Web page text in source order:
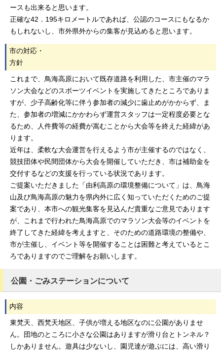
ースも出来ると思います。
正確な42．195キロメートルであれば、公認のコースにもなるか
もしれないし、市外県外からの集客が見込めると思います。
市の対応・
方針
これまで、鳥海高原において既存道路を利用した、市主催のマラ
ソン大会などのスポーツイベントを実施してきたところでありま
すが、少子高齢化等に伴う参加者の減少に歯止めがかからず、ま
た、参加者の増減にかかわらず運営スタッフは一定程度必要とな
るため、人件費等の経費が嵩むことから大会等を終えた経緯があ
ります。
近年は、柔軟な大会運営を行えるよう市が主催するのではなく、
競技団体や民間団体から大会を開催していただき、市は補助金を
交付するなどの支援を行っている状況であります。
ご提案いただきました「由利高原の環境整備について」は、鳥海
山及び鳥海高原の魅力を県内外に広く知っていただくためのご提
案であり、本市への観光集客を見込んだ貴重なご意見であります
が、これまで行われた鳥海高原でのマラソン大会等のイベントを
終了してきた経緯を考えますと、そのための道路環境の整備や、
市が主催し、イベント等を開催することは困難と考えているとこ
ろでありますのでご理解をお願いします。
公園・ごみステーションについて
内容
東梵天、西梵天地区、子供が増える地区なのに公園がありませ
ん。団地のところに小さな公園はありますが滑り台とトンネル？
しかありません。遊具は少ないし、園児達が遊ぶには、高い滑り